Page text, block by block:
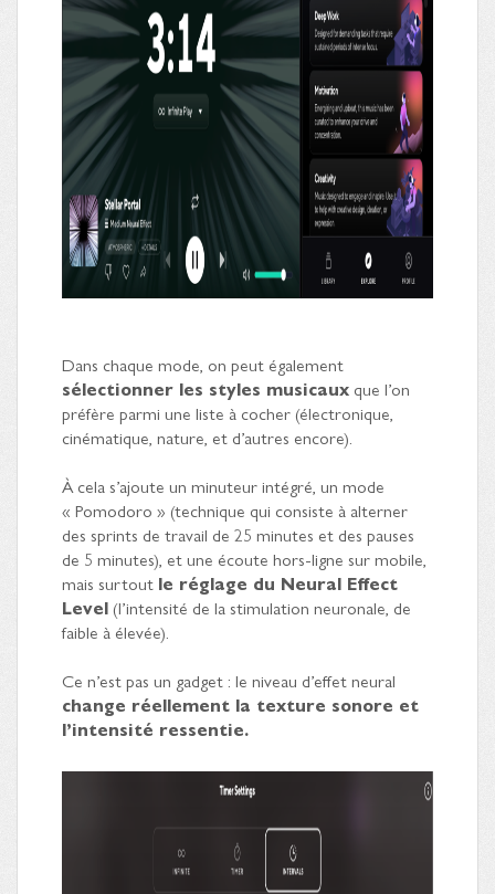
Dans chaque mode, on peut également
sélectionner les styles musicaux que l’on
préfère parmi une liste à cocher (électronique,
cinématique, nature, et d’autres encore).
À cela s’ajoute un minuteur intégré, un mode
« Pomodoro » (technique qui consiste à alterner
des sprints de travail de 25 minutes et des pauses
de 5 minutes), et une écoute hors-ligne sur mobile,
mais surtout le réglage du Neural Effect
Level (l’intensité de la stimulation neuronale, de
faible à élevée).
Ce n’est pas un gadget : le niveau d’effet neural
change réellement la texture sonore et
l’intensité ressentie.